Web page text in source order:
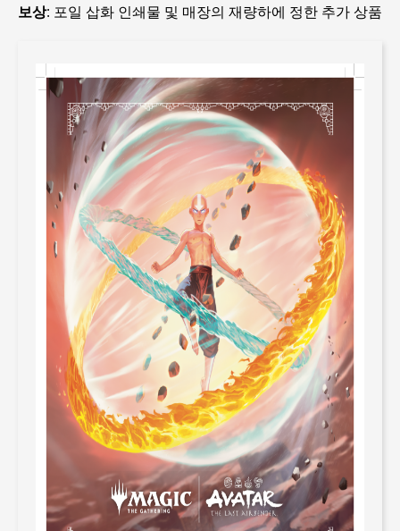
보상: 포일 삽화 인쇄물 및 매장의 재량하에 정한 추가 상품